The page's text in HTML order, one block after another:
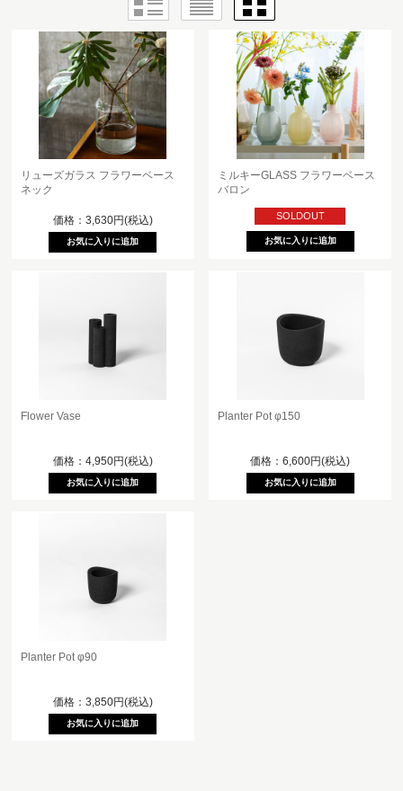
リューズガラス フラワーベース
ネック
価格：3,630円(税込)
ミルキーGLASS フラワーベース
バロン
SOLDOUT
Flower Vase
価格：4,950円(税込)
Planter Pot φ150
価格：6,600円(税込)
Planter Pot φ90
価格：3,850円(税込)